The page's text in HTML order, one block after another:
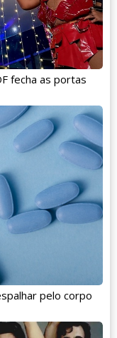
fecha as portas
pelo corpo